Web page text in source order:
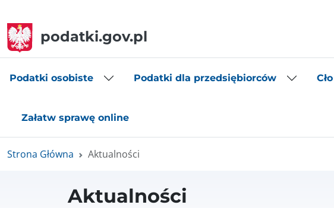
podatki.gov.pl
Podatki osobiste Podatki dla przedsiębiorców Cło
Załatw sprawę online
Strona Główna Aktualności
Aktualności